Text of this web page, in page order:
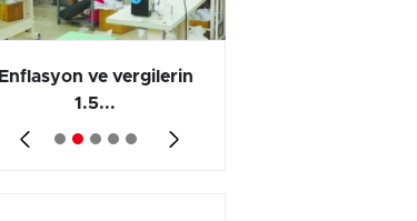
Enflasyon ve vergilerin
1.5...